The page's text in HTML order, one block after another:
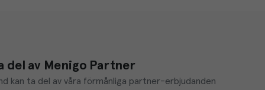
del av Menigo Partner
kan ta del av våra förmånliga partner-erbjudanden